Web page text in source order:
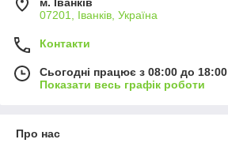
07201, Іванків, Україна
Контакти
Сьогодні працює з 08:00 до 18:00
Показати весь графік роботи
Про нас